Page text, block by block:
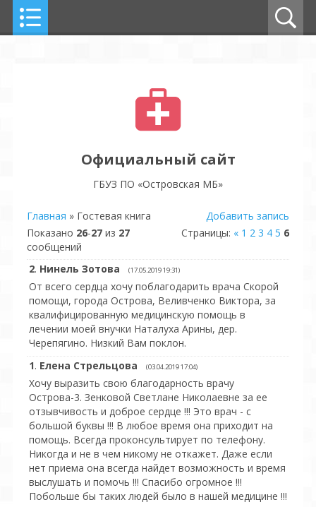
Официальный сайт
ГБУЗ ПО «Островская МБ»
Главная » Гостевая книга
Добавить запись
Страницы: « 1 2 3 4 5 6
Показано 26-27 из 27
сообщений
2. Нинель Зотова (17.05.2019 19:31)
От всего сердца хочу поблагодарить врача Скорой
помощи, города Острова, Веливченко Виктора, за
квалифицированную медицинскую помощь в
лечении моей внучки Наталуха Арины, дер.
Черепягино. Низкий Вам поклон.
1. Елена Стрельцова (03.04.2019 17:04)
Хочу выразить свою благодарность врачу
Острова-3. Зенковой Светлане Николаевне за ее
отзывчивость и доброе сердце !!! Это врач - с
большой буквы !!! В любое время она приходит на
помощь. Всегда проконсультирует по телефону.
Никогда и не в чем никому не откажет. Даже если
нет приема она всегда найдет возможность и время
выслушать и помочь !!! Спасибо огромное !!!
Побольше бы таких людей было в нашей медицине !!!